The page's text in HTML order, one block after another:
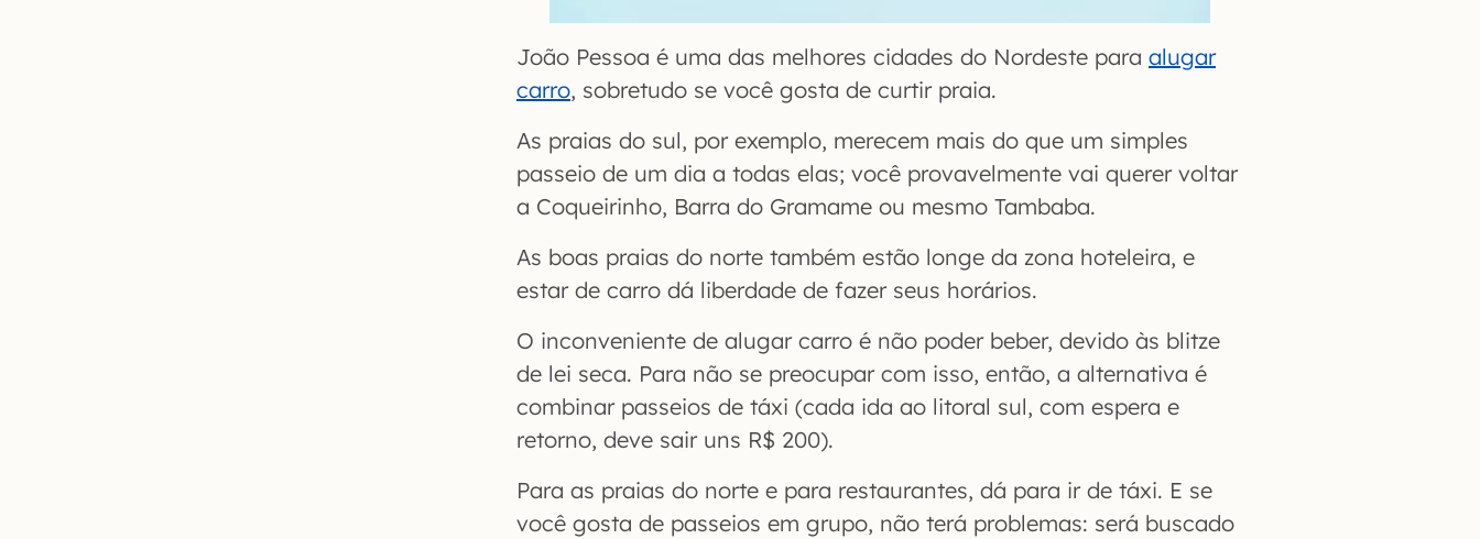
João Pessoa é uma das melhores cidades do Nordeste para alugar
carro, sobretudo se você gosta de curtir praia.
As praias do sul, por exemplo, merecem mais do que um simples
passeio de um dia a todas elas; você provavelmente vai querer voltar
a Coqueirinho, Barra do Gramame ou mesmo Tambaba.
As boas praias do norte também estão longe da zona hoteleira, e
estar de carro dá liberdade de fazer seus horários.
O inconveniente de alugar carro é não poder beber, devido às blitze
de lei seca. Para não se preocupar com isso, então, a alternativa é
combinar passeios de táxi (cada ida ao litoral sul, com espera e
retorno, deve sair uns R$ 200).
Para as praias do norte e para restaurantes, dá para ir de táxi. E se
você gosta de passeios em grupo, não terá problemas: será buscado